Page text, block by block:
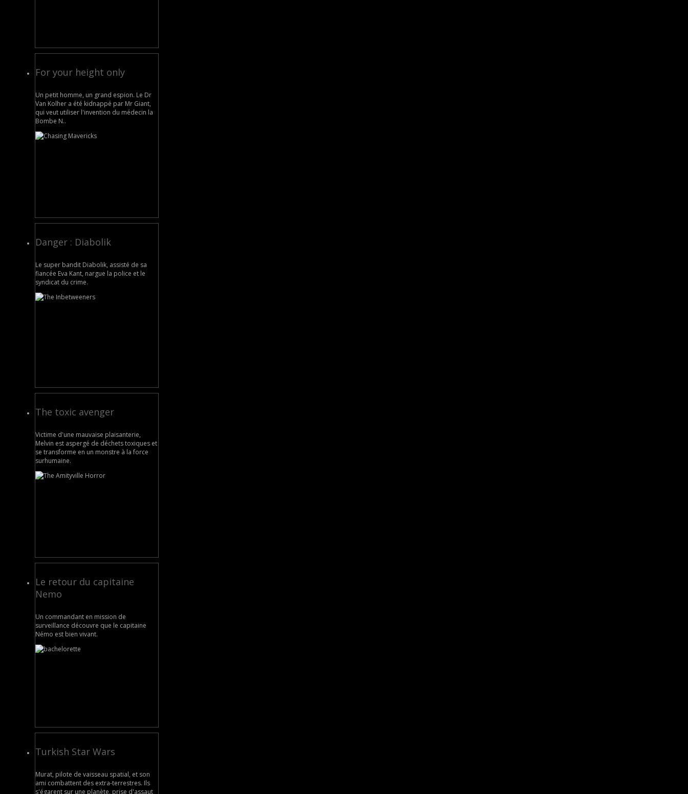
For your height only
Un petit homme, un grand espion. Le Dr
Van Kolher a été kidnappé par Mr Giant,
qui veut utiliser l'invention du médecin la
Bombe N..
Danger : Diabolik
Le super bandit Diabolik, assisté de sa
fiancée Eva Kant, nargue la police et le
syndicat du crime.
The toxic avenger
Victime d'une mauvaise plaisanterie,
Melvin est aspergé de déchets toxiques et
se transforme en un monstre à la force
surhumaine.
Le retour du capitaine
Nemo
Un commandant en mission de
surveillance découvre que le capitaine
Némo est bien vivant.
Turkish Star Wars
Murat, pilote de vaisseau spatial, et son
ami combattent des extra-terrestres. Ils
s'égarent sur une planète, prise d'assaut